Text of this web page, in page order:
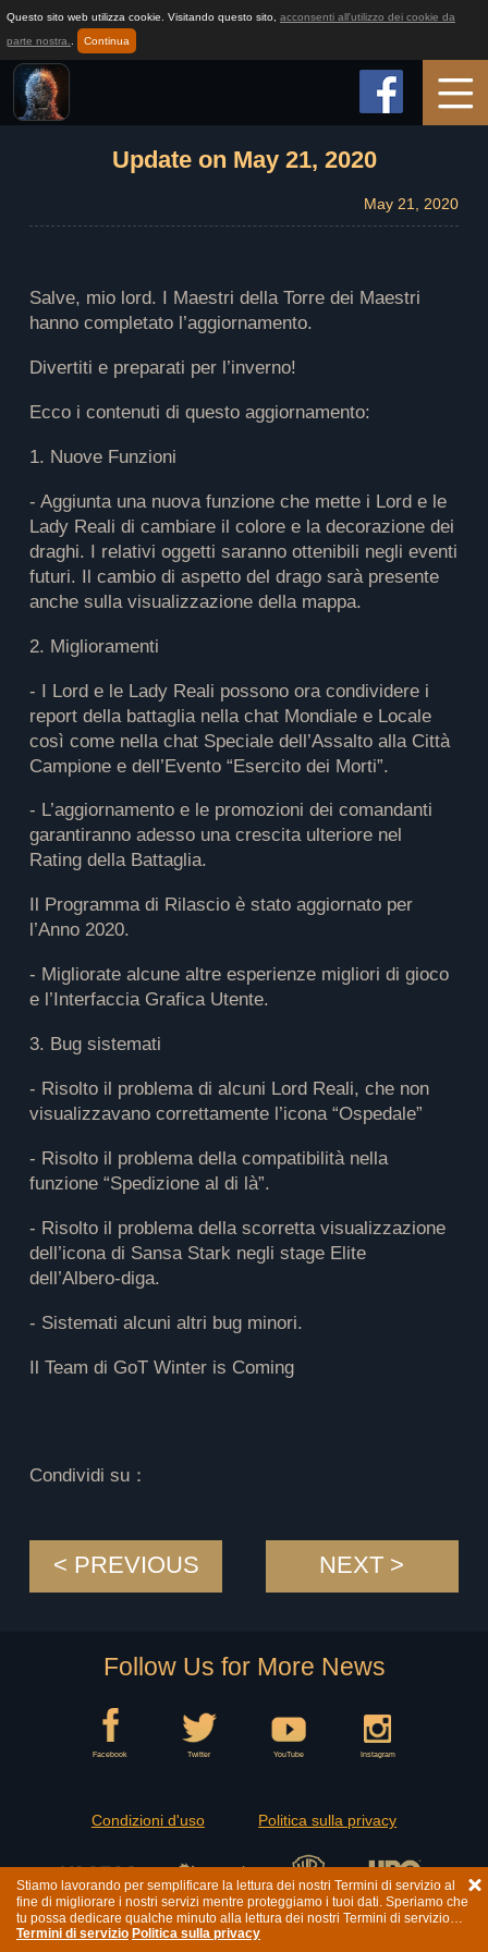
Questo sito web utilizza cookie. Visitando questo sito, acconsenti all'utilizzo dei cookie da
parte nostra.
Continua
Pagina iniziale
Informazioni sul gioco
Come giocare
Update on May 21, 2020
May 21, 2020
Salve, mio lord. I Maestri della Torre dei Maestri
hanno completato l’aggiornamento.
Divertiti e preparati per l’inverno!
Ecco i contenuti di questo aggiornamento:
1. Nuove Funzioni
- Aggiunta una nuova funzione che mette i Lord e le
Lady Reali di cambiare il colore e la decorazione dei
draghi. I relativi oggetti saranno ottenibili negli eventi
futuri. Il cambio di aspetto del drago sarà presente
anche sulla visualizzazione della mappa.
2. Miglioramenti
- I Lord e le Lady Reali possono ora condividere i
report della battaglia nella chat Mondiale e Locale
così come nella chat Speciale dell’Assalto alla Città
Campione e dell’Evento “Esercito dei Morti”.
- L’aggiornamento e le promozioni dei comandanti
garantiranno adesso una crescita ulteriore nel
Rating della Battaglia.
Il Programma di Rilascio è stato aggiornato per
l’Anno 2020.
- Migliorate alcune altre esperienze migliori di gioco
e l’Interfaccia Grafica Utente.
3. Bug sistemati
- Risolto il problema di alcuni Lord Reali, che non
visualizzavano correttamente l’icona “Ospedale”
- Risolto il problema della compatibilità nella
funzione “Spedizione al di là”.
- Risolto il problema della scorretta visualizzazione
dell’icona di Sansa Stark negli stage Elite
dell’Albero-diga.
- Sistemati alcuni altri bug minori.
Il Team di GoT Winter is Coming
Condividi su：
< PREVIOUS NEXT >
Follow Us for More News
Facebook Twitter YouTube Instagram
Condizioni d'uso Politica sulla privacy
Game of Thrones series title and artwork © 2019 Home Box Office, Inc.All Rights Reserved.
HBO and related trademarks are the property of Home Box Office, Inc.Under license to WB Games.
Stiamo lavorando per semplificare la lettura dei nostri Termini di servizio al
fine di migliorare i nostri servizi mentre proteggiamo i tuoi dati. Speriamo che
tu possa dedicare qualche minuto alla lettura dei nostri Termini di servizio
aggiornati.
Termini di servizio Politica sulla privacy